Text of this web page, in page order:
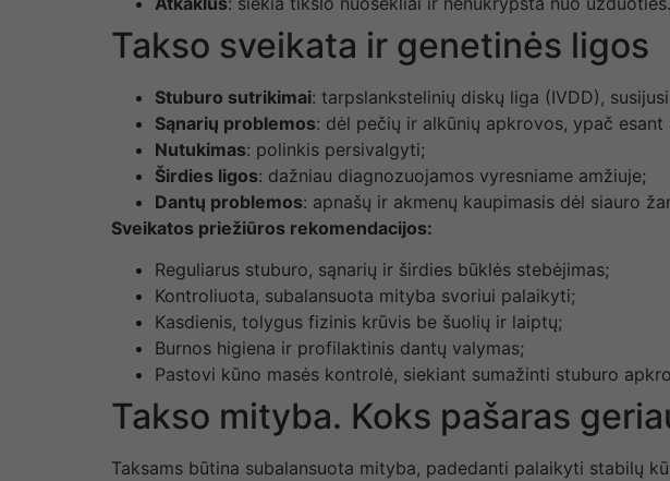
Takso sveikata ir genetinės ligos
Stuburo sutrikimai: tarpslankstelinių diskų liga (IVDD),
Sąnarių problemos: dėl pečių ir alkūnių apkrovos, ypač esant
Nutukimas: polinkis persivalgyti;
Širdies ligos: dažniau diagnozuojamos vyresniame amžiuje;
Dantų problemos: apnašų ir akmenų kaupimasis dėl siauro
Sveikatos priežiūros rekomendacijos:
Reguliarus stuburo, sąnarių ir širdies būklės stebėjimas;
Kontroliuota, subalansuota mityba svoriui palaikyti;
Kasdienis, tolygus fizinis krūvis be šuolių ir laiptų;
Burnos higiena ir profilaktinis dantų valymas;
Pastovi kūno masės kontrolė, siekiant sumažinti stuburo
Takso mityba. Koks pašaras
Taksams būtina subalansuota mityba, padedanti palaikyti stabilų